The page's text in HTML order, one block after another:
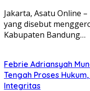
Jakarta, Asatu Online
yang disebut
Kabupaten Bandung…
Febrie Adriansyah
Tengah Proses
Integritas